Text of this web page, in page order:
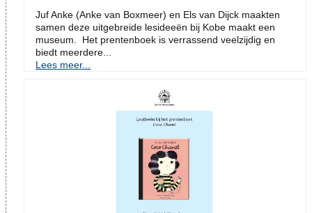
Juf Anke (Anke van Boxmeer) en Els van Dijck maakten
samen deze uitgebreide lesideeën bij Kobe maakt een
museum. Het prentenboek is verrassend veelzijdig en
biedt meerdere...
Lees meer...